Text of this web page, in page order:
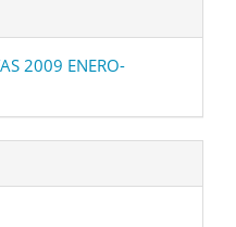
2009 ENERO-